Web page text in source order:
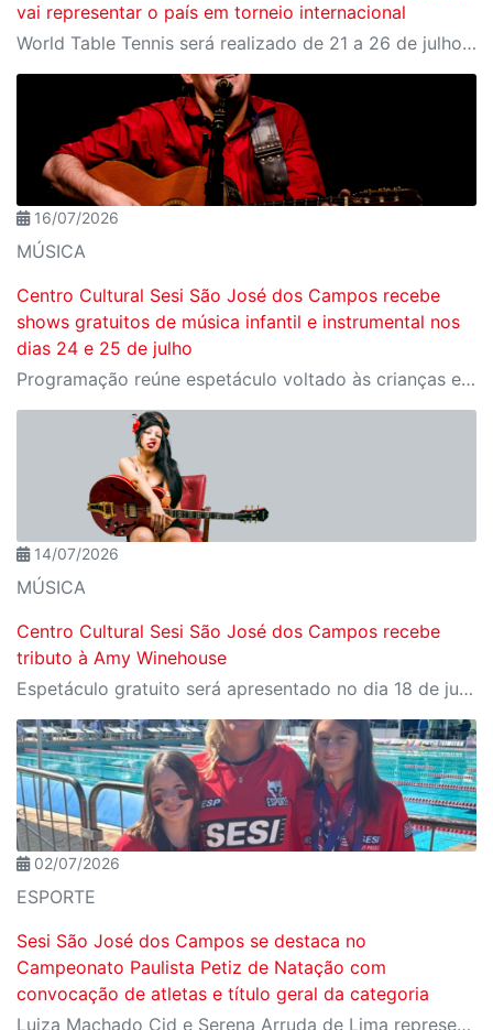
vai representar o país em torneio internacional
World Table Tennis será realizado de 21 a 26 de julho, em São José dos Campos
16/07/2026
MÚSICA
Centro Cultural Sesi São José dos Campos recebe
shows gratuitos de música infantil e instrumental nos
dias 24 e 25 de julho
Programação reúne espetáculo voltado às crianças e homenagem a um dos grandes nomes do violão brasileiro
14/07/2026
MÚSICA
Centro Cultural Sesi São José dos Campos recebe
tributo à Amy Winehouse
Espetáculo gratuito será apresentado no dia 18 de julho, às 20h, no teatro da unidade
02/07/2026
ESPORTE
Sesi São José dos Campos se destaca no
Campeonato Paulista Petiz de Natação com
convocação de atletas e título geral da categoria
Luiza Machado Cid e Serena Arruda de Lima representaram a unidade joseense na competição estadual que reuniu os principais nomes da categoria Petiz